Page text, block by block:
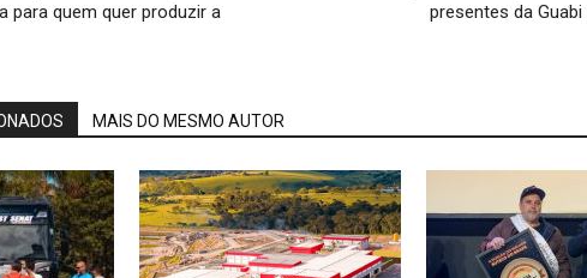
para quem quer produzir a
presentes da Guabi
MAIS DO MESMO AUTOR